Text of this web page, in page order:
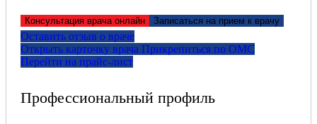
Консультация врача онлайн Записаться на прием к врачу
Оставить отзыв о враче
Открыть карточку врача Прикрепитьcя по ОМС
Перейти на прайс-лист
Профессиональный профиль